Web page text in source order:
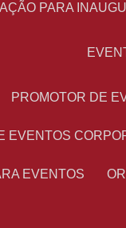
PARA
PROMOTOR DE
EVENTOS
EVENTOS